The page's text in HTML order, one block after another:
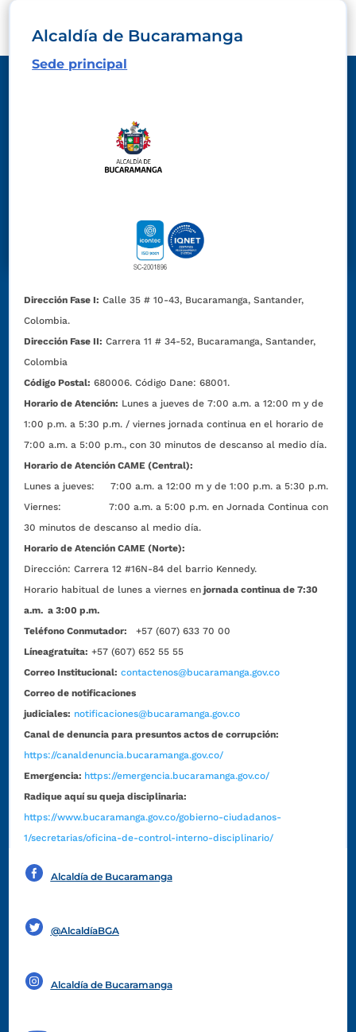
Alcaldía de Bucaramanga
Sede principal
Dirección Fase I: Calle 35 # 10-43, Bucaramanga, Santander,
Colombia.
Dirección Fase II: Carrera 11 # 34-52, Bucaramanga, Santander,
Colombia
Código Postal: 680006. Código Dane: 68001.
Horario de Atención: Lunes a jueves de 7:00 a.m. a 12:00 m y de
1:00 p.m. a 5:30 p.m. / viernes jornada continua en el horario de
7:00 a.m. a 5:00 p.m., con 30 minutos de descanso al medio día.
Horario de Atención CAME (Central):
Lunes a jueves: 7:00 a.m. a 12:00 m y de 1:00 p.m. a 5:30 p.m.
Viernes: 7:00 a.m. a 5:00 p.m. en Jornada Continua con
30 minutos de descanso al medio día.
Horario de Atención CAME (Norte):
Dirección:Carrera 12 #16N-84 del barrio Kennedy.
Horario habitual de lunes a viernes en jornada continua de 7:30
a.m. a 3:00 p.m.
Teléfono Conmutador:
+57 (607) 633 70 00
Líneagratuita: +57 (607) 652 55 55
Correo Institucional: contactenos@bucaramanga.gov.co
Correo de notificaciones
judiciales: notificaciones@bucaramanga.gov.co
Canal de denuncia para presuntos actos de corrupción:
https://canaldenuncia.bucaramanga.gov.co/
Emergencia: https://emergencia.bucaramanga.gov.co/
Radique aquí su queja disciplinaria:
https://www.bucaramanga.gov.co/gobierno-ciudadanos-
1/secretarias/oficina-de-control-interno-disciplinario/
Alcaldía de Bucaramanga
@AlcaldíaBGA
Alcaldía de Bucaramanga